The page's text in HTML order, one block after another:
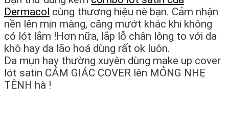
Dermacol cùng thương hiệu nè bạn. Cảm nhận
nền lên mịn màng, căng mướt khác khi không
có lót lắm !Hơn nữa, lắp lỗ chân lông to với da
khô hay da lão hoá dùng rất ok luôn.
Da mụn hay thường xuyên dùng make up cover
lót satin CẢM GIÁC COVER lên MỎNG NHẸ
TÊNH hà !